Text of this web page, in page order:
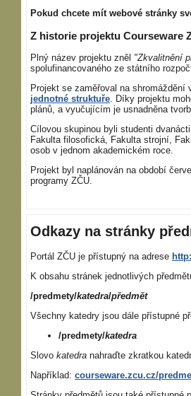
Pokud chcete mít webové stránky
Z historie projektu Courseware
Plný název projektu zněl "Zkvalitnění
spolufinancovaného ze státního
Projekt se zaměřoval na
jednotné struktuře . Díky projektu
plánů, a vyučujícím je usnadněna
Cílovou skupinou byli studenti
Fakulta filosofická, Fakulta strojní,
osob v jednom akademickém roce.
Projekt byl naplánován na období
programy ZČU.
Odkazy na stránky
Portál ZČU je přístupný na adrese
K obsahu stránek jednotlivých
/predmety/katedra/předmět
Všechny katedry jsou dále přístupné
/predmety/katedra
Slovo katedra nahraďte zkratkou
Například: courseware.zcu.cz/